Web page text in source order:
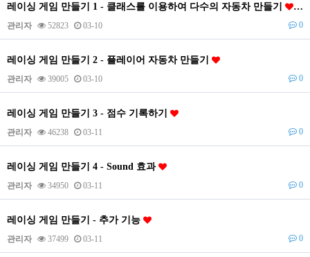
레이싱 게임 만들기 1 - 클래스를 이용하여 다수의 자동차 만들기
관리자 52823 03-10 0
레이싱 게임 만들기 2 - 플레이어 자동차 만들기
관리자 39005 03-10 0
레이싱 게임 만들기 3 - 점수 기록하기
관리자 46238 03-11 0
레이싱 게임 만들기 4 - Sound 효과
관리자 34950 03-11 0
레이싱 게임 만들기 - 추가 기능
관리자 37499 03-11 0